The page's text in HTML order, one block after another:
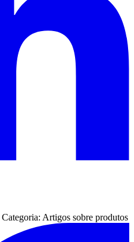
Categoria: Artigos sobre produtos